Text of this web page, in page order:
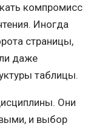
компромисс
Иногда
страницы,
даже
таблицы.
Они
и выбор